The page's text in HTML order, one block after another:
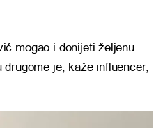
mogao i donijeti željenu
je, kaže influencer,